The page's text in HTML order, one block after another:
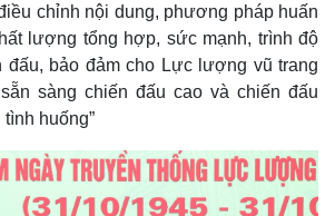
chỉnh nội dung, phương pháp huấn
lượng tổng hợp, sức mạnh, trình độ
đấu, bảo đảm cho Lực lượng vũ trang
sàng chiến đấu cao và chiến đấu
huống”